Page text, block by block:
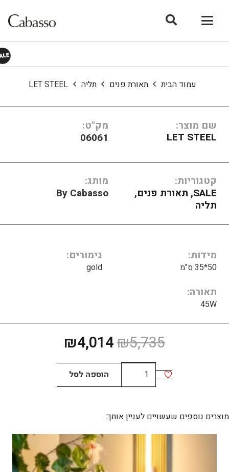
עמוד הבית תאורת פנים תליה LET STEEL
שם מוצר:
LET STEEL
מק"ט:
06061
קטגוריות:
SALE
, תאורת פנים,
תליה
מותג:
By Cabasso
מידות
50*35 ס"מ
גימורים
gold
תאורה
45W
₪5,735 המחיר
המקורי
היה:
₪5,735.
₪4,014
₪4,014.
כמות
של
STEEL
הוספה לסל
מוצרים נוספים שעשויים לעניין אותך: